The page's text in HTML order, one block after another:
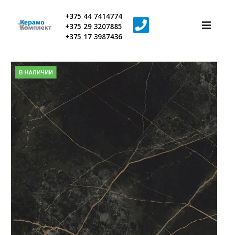
+375 44 7414774
+375 29 3207885
+375 17 3987436
В НАЛИЧИИ